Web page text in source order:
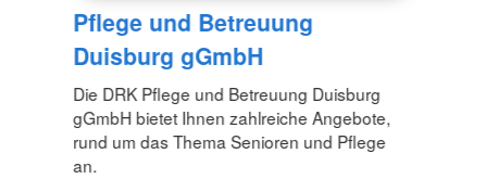
Pflege und Betreuung
Duisburg gGmbH
Die DRK Pflege und Betreuung Duisburg
gGmbH bietet Ihnen zahlreiche Angebote,
rund um das Thema Senioren und Pflege
an.